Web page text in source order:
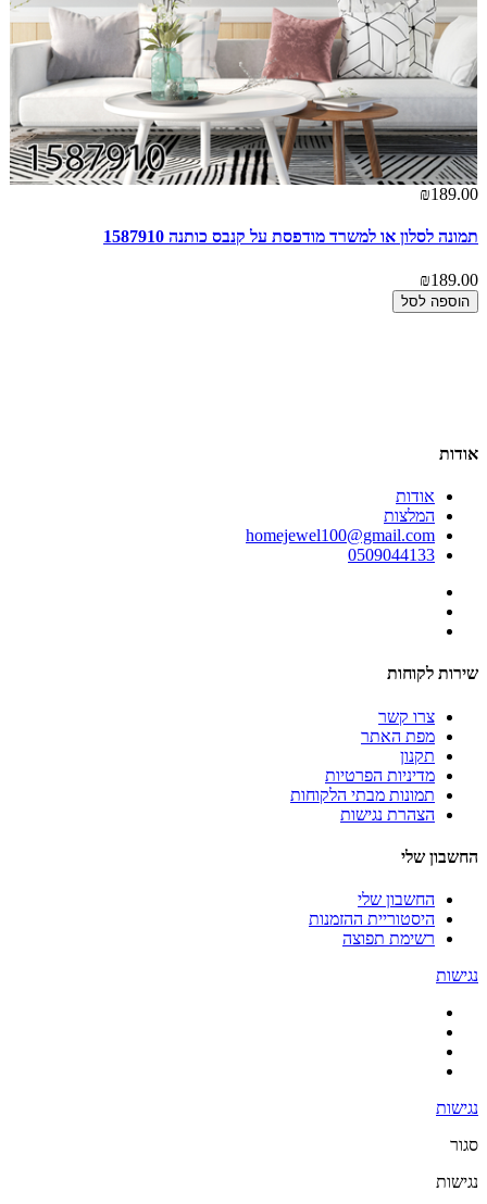
₪189.00
תמונה לסלון או למשרד מודפסת על קנבס כותנה 1587910
₪189.00
הוספה לסל
אודות
אודות
המלצות
homejewel100@gmail.com
0509044133
שירות לקוחות
צרו קשר
מפת האתר
תקנון
מדיניות הפרטיות
תמונות מבתי הלקוחות
הצהרת נגישות
החשבון שלי
החשבון שלי
היסטוריית ההזמנות
רשימת תפוצה
נגישות
נגישות
סגור
נגישות